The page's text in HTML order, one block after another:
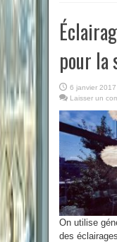
pour la
6 janvier 2017
Laisser un
On utilise
des